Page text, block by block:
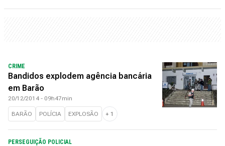
CRIME
Bandidos explodem agência bancária
em Barão
20/12/2014 - 09h47min
BARÃO POLÍCIA EXPLOSÃO + 1
PERSEGUIÇÃO POLICIAL